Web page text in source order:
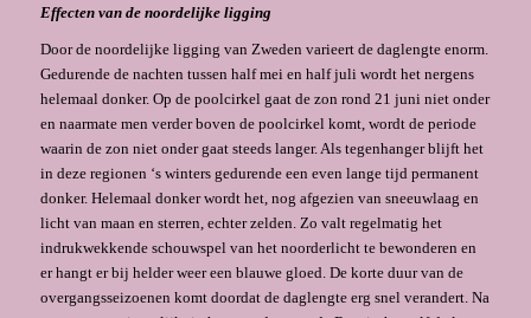
Effecten van de noordelijke ligging
Door de noordelijke ligging van Zweden varieert de daglengte enorm.
Gedurende de nachten tussen half mei en half juli wordt het nergens
helemaal donker. Op de poolcirkel gaat de zon rond 21 juni niet onder
en naarmate men verder boven de poolcirkel komt, wordt de periode
waarin de zon niet onder gaat steeds langer. Als tegenhanger blijft het
in deze regionen ‘s winters gedurende een even lange tijd permanent
donker. Helemaal donker wordt het, nog afgezien van sneeuwlaag en
licht van maan en sterren, echter zelden. Zo valt regelmatig het
indrukwekkende schouwspel van het noorderlicht te bewonderen en
er hangt er bij helder weer een blauwe gloed. De korte duur van de
overgangsseizoenen komt doordat de daglengte erg snel verandert. Na